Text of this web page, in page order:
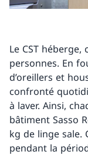
Le CST
personnes. En
d’oreillers et
confronté
à laver. Ainsi,
bâtiment Sasso
kg de linge sale.
pendant la